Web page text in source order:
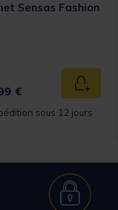
Sensas Fashion
€
sous 12 jours